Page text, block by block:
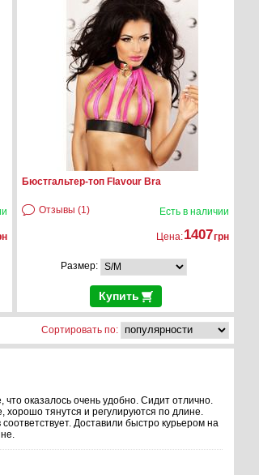
Бюстгальтер-топ Flavour Bra
Отзывы (1) Есть в наличии
Цена:1407грн
Размер:
Купить
Сортировать по:
оказалось очень удобно. Сидит отлично.
хорошо тянутся и регулируются по длине.
Доставили быстро курьером на